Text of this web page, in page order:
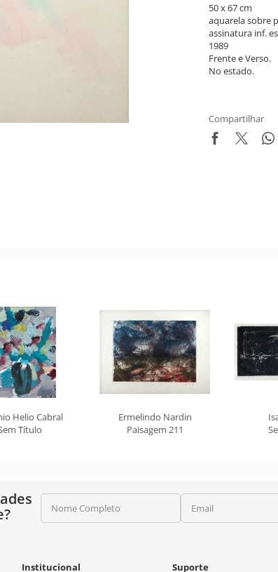
50 x 67 cm
aquarela sobre
assinatura inf.
1989
Frente e Verso.
No estado.
Compartilhar
Helio Cabral
Título
Ermelindo Nardin
Paisagem 211
Nome Completo Email
Institucional Suporte